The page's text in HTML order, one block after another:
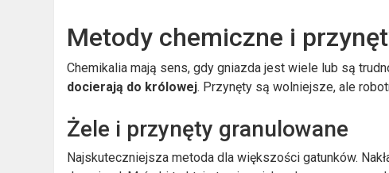
Metody chemiczne i
Chemikalia mają sens, gdy gniazda jest wiele lub są
docierają do królowej. Przynęty są wolniejsze, ale
Żele i przynęty granulowane
Najskuteczniejsza metoda dla większości gatunków.